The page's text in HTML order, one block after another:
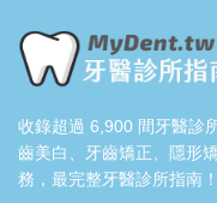
收錄超過 6,900 間牙醫診
齒美白、牙齒矯正、隱形
務，最完整牙醫診所指南！